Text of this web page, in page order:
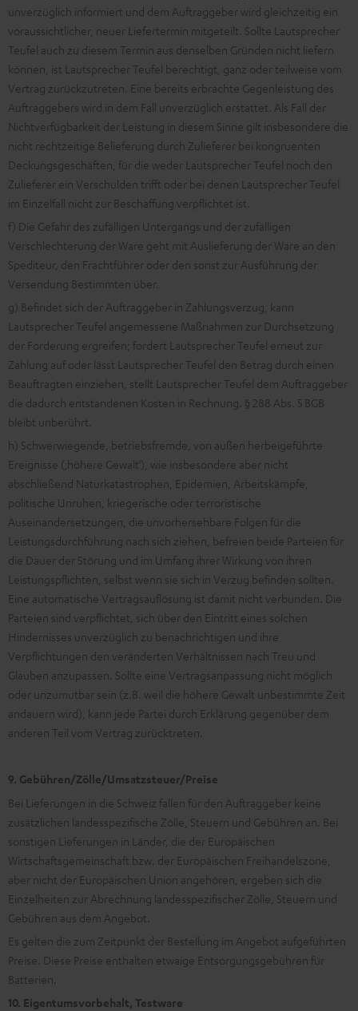
unverzüglich informiert und dem Auftraggeber wird gleichzeitig ein
voraussichtlicher, neuer Liefertermin mitgeteilt. Sollte Lautsprecher
Teufel auch zu diesem Termin aus denselben Gründen nicht liefern
können, ist Lautsprecher Teufel berechtigt, ganz oder teilweise vom
Vertrag zurückzutreten. Eine bereits erbrachte Gegenleistung des
Auftraggebers wird in dem Fall unverzüglich erstattet. Als Fall der
Nichtverfügbarkeit der Leistung in diesem Sinne gilt insbesondere die
nicht rechtzeitige Belieferung durch Zulieferer bei kongruenten
Deckungsgeschäften, für die weder Lautsprecher Teufel noch den
Zulieferer ein Verschulden trifft oder bei denen Lautsprecher Teufel
im Einzelfall nicht zur Beschaffung verpflichtet ist.
f) Die Gefahr des zufälligen Untergangs und der zufälligen
Verschlechterung der Ware geht mit Auslieferung der Ware an den
Spediteur, den Frachtführer oder den sonst zur Ausführung der
Versendung Bestimmten über.
g) Befindet sich der Auftraggeber in Zahlungsverzug, kann
Lautsprecher Teufel angemessene Maßnahmen zur Durchsetzung
der Forderung ergreifen; fordert Lautsprecher Teufel erneut zur
Zahlung auf oder lässt Lautsprecher Teufel den Betrag durch einen
Beauftragten einziehen, stellt Lautsprecher Teufel dem Auftraggeber
die dadurch entstandenen Kosten in Rechnung. § 288 Abs. 5 BGB
bleibt unberührt.
h) Schwerwiegende, betriebsfremde, von außen herbeigeführte
Ereignisse (‚höhere Gewalt‘), wie insbesondere aber nicht
abschließend Naturkatastrophen, Epidemien, Arbeitskämpfe,
politische Unruhen, kriegerische oder terroristische
Auseinandersetzungen, die unvorhersehbare Folgen für die
Leistungsdurchführung nach sich ziehen, befreien beide Parteien für
die Dauer der Störung und im Umfang ihrer Wirkung von ihren
Leistungspflichten, selbst wenn sie sich in Verzug befinden sollten.
Eine automatische Vertragsauflösung ist damit nicht verbunden. Die
Parteien sind verpflichtet, sich über den Eintritt eines solchen
Hindernisses unverzüglich zu benachrichtigen und ihre
Verpflichtungen den veränderten Verhältnissen nach Treu und
Glauben anzupassen. Sollte eine Vertragsanpassung nicht möglich
oder unzumutbar sein (z.B. weil die höhere Gewalt unbestimmte Zeit
andauern wird), kann jede Partei durch Erklärung gegenüber dem
anderen Teil vom Vertrag zurücktreten.
9. Gebühren/Zölle/Umsatzsteuer/Preise
Bei Lieferungen in die Schweiz fallen für den Auftraggeber keine
zusätzlichen landesspezifische Zölle, Steuern und Gebühren an. Bei
sonstigen Lieferungen in Länder, die der Europäischen
Wirtschaftsgemeinschaft bzw. der Europäischen Freihandelszone,
aber nicht der Europäischen Union angehören, ergeben sich die
Einzelheiten zur Abrechnung landesspezifischer Zölle, Steuern und
Gebühren aus dem Angebot.
Es gelten die zum Zeitpunkt der Bestellung im Angebot aufgeführten
Preise. Diese Preise enthalten etwaige Entsorgungsgebühren für
Batterien.
10. Eigentumsvorbehalt, Testware